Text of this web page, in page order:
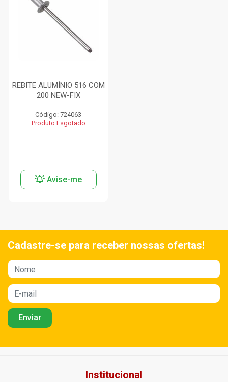
REBITE ALUMÍNIO 516 COM
200 NEW-FIX
Código: 724063
Produto Esgotado
Avise-me
Cadastre-se para receber nossas ofertas!
Institucional